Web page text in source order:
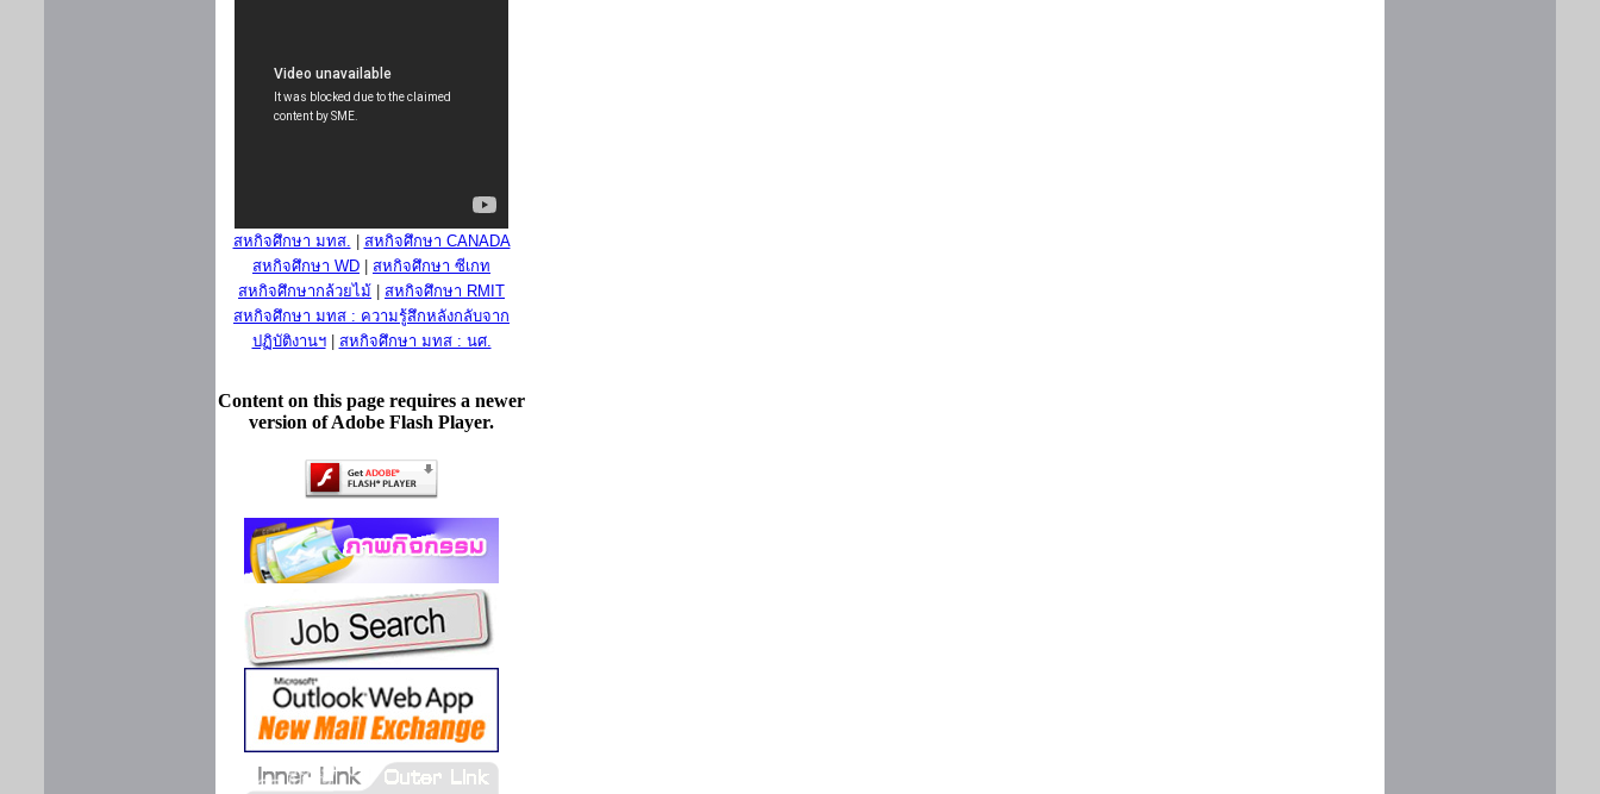
สหกิจศึกษา มทส.
สหกิจศึกษา CANADA
สหกิจศึกษา WD
สหกิจศึกษา ซีเกท
สหกิจศึกษากล้วยไม้
สหกิจศึกษา RMIT
สหกิจศึกษา มทส : ความรู้สึกหลังกลับจาก
ปฏิบัติงานฯ| สหกิจศึกษา มทส : นศ.
Content on this page requires a newer
version of Adobe Flash Player.